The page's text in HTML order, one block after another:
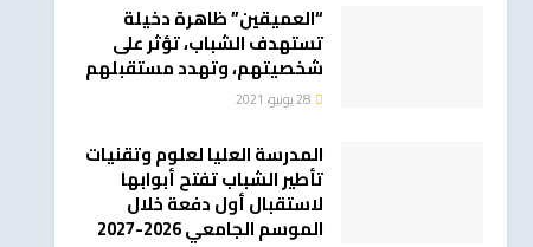
“العميقين” ظاهرة دخيلة
تستهدف الشباب، تؤثر على
شخصيتهم، وتهدد مستقبلهم
المدرسة العليا لعلوم وتقنيات
تأطير الشباب تفتح أبوابها
لاستقبال أول دفعة خلال
الموسم الجامعي 2026-2027